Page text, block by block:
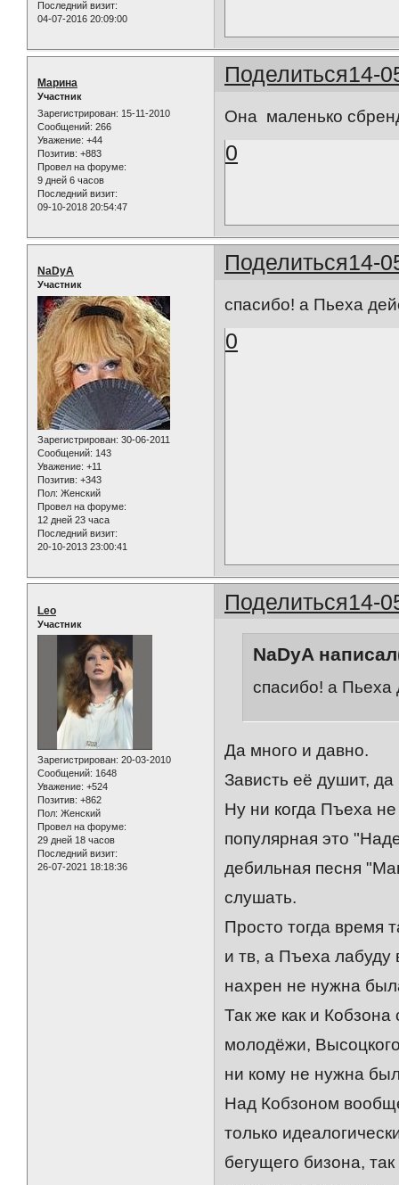
Последний визит:
04-07-2016 20:09:00
Поделиться14-
Марина
Участник
Зарегистрирован: 15-11-2010
Сообщений: 266
Уважение: +44
Позитив: +883
Провел на форуме:
9 дней 6 часов
Последний визит:
09-10-2018 20:54:47
Она маленько
0
Поделиться14-
NaDyA
Участник
Зарегистрирован: 30-06-2011
Сообщений: 143
Уважение: +11
Позитив: +343
Пол: Женский
Провел на форуме:
12 дней 23 часа
Последний визит:
20-10-2013 23:00:41
спасибо! а Пьеха
0
Поделиться14-
Leo
Участник
Зарегистрирован: 20-03-2010
Сообщений: 1648
Уважение: +524
Позитив: +862
Пол: Женский
Провел на форуме:
29 дней 18 часов
Последний визит:
26-07-2021 18:18:36
NaDyA
спасибо! а Пьеха
Да много и давно.
Зависть её душит,
Ну ни когда Пъеха
популярная это
дебильная песня
слушать.
Просто тогда время
и тв, а Пъеха
нахрен не нужна
Так же как и
молодёжи,
ни кому не нужна
Над Кобзоном
только
бегущего бизона,